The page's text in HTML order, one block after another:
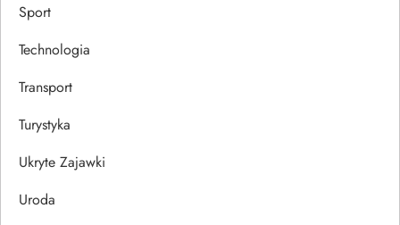
Sport
Technologia
Transport
Turystyka
Ukryte Zajawki
Uroda